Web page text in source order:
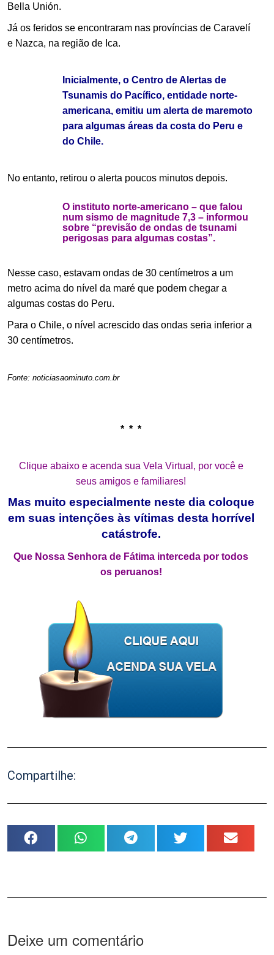
Bella Unión.
Já os feridos se encontraram nas províncias de Caravelí
e Nazca, na região de Ica.
Inicialmente, o Centro de Alertas de
Tsunamis do Pacífico, entidade norte-
americana, emitiu um alerta de maremoto
para algumas áreas da costa do Peru e
do Chile.
No entanto, retirou o alerta poucos minutos depois.
O instituto norte-americano – que falou
num sismo de magnitude 7,3 – informou
sobre “previsão de ondas de tsunami
perigosas para algumas costas”.
Nesse caso, estavam ondas de 30 centímetros a um
metro acima do nível da maré que podem chegar a
algumas costas do Peru.
Para o Chile, o nível acrescido das ondas seria inferior a
30 centímetros.
Fonte: noticiasaominuto.com.br
* * *
Clique abaixo e acenda sua Vela Virtual, por você e
seus amigos e familiares!
Mas muito especialmente neste dia coloque
em suas intenções às vítimas desta horrível
catástrofe.
Que Nossa Senhora de Fátima interceda por todos
os peruanos!
Compartilhe:
Deixe um comentário